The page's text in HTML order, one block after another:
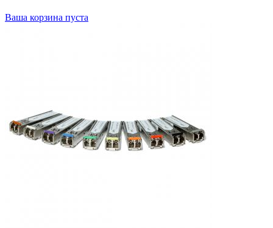
Ваша корзина пуста